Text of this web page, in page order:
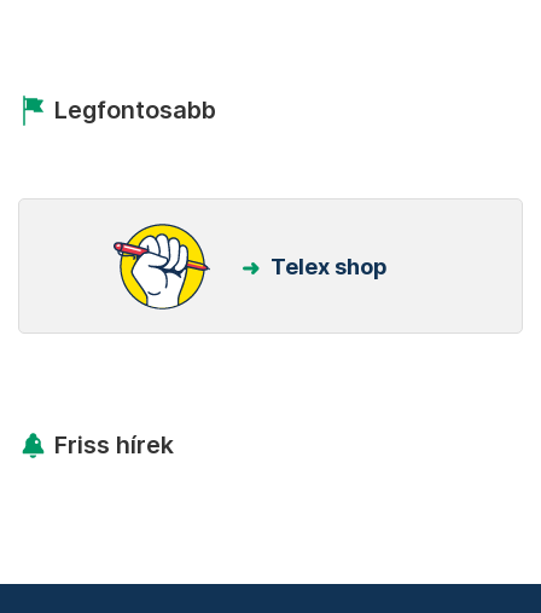
Legfontosabb
Telex shop
Friss hírek